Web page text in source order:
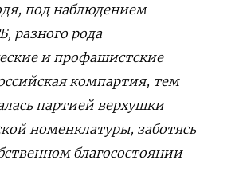
под наблюдением
разного рода
и профашистские
компартия, тем
партией верхушки
номенклатуры, заботясь
благосостоянии